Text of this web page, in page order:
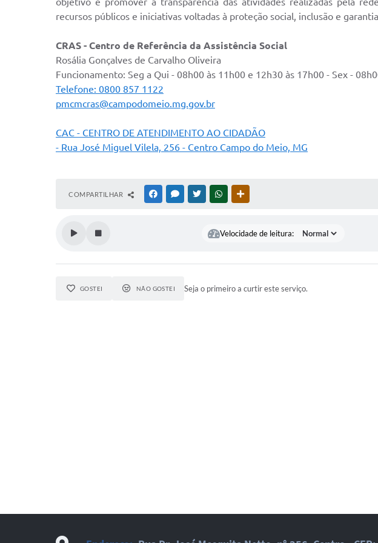
Comunicados Oficiais
recursos públicos e iniciativas voltadas à proteção social, inclusão e
CRAS - Centro de Referência da Assistência Social
Rosália Gonçalves de Carvalho Oliveira
Funcionamento: Seg a Qui - 08h00 às 11h00 e 12h30 às 17h00 - Sex -
Telefone: 0800 857 1122
pmcmcras@campodomeio.mg.gov.br
CAC - CENTRO DE ATENDIMENTO AO CIDADÃO
- Rua José Miguel Vilela, 256 - Centro Campo do Meio, MG
COMPARTILHAR FACEBOOKMESSENGER
TWITTERWHATSAPP
Velocidade de leitura:
GOSTEI NÃO GOSTEI Seja o primeiro a curtir este serviço.